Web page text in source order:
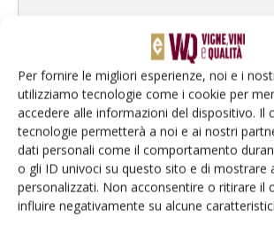
Per fornire le migliori esperienze, noi e i
utilizziamo tecnologie come i cookie per
accedere alle informazioni del dispositivo. Il
tecnologie permetterà a noi e ai nostri
dati personali come il comportamento
o gli ID univoci su questo sito e di mostrare
personalizzati. Non acconsentire o ritirare il
influire negativamente su alcune
Catalogo Aziende e
Un modo semplice per cercare
prodotto!